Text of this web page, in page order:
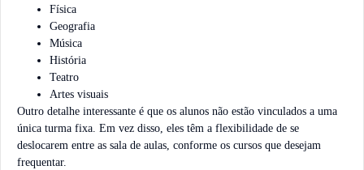
Física
Geografia
Música
História
Teatro
Artes visuais
Outro detalhe interessante é que os alunos não estão vinculados a uma
única turma fixa. Em vez disso, eles têm a flexibilidade de se
deslocarem entre as sala de aulas, conforme os cursos que desejam
frequentar.